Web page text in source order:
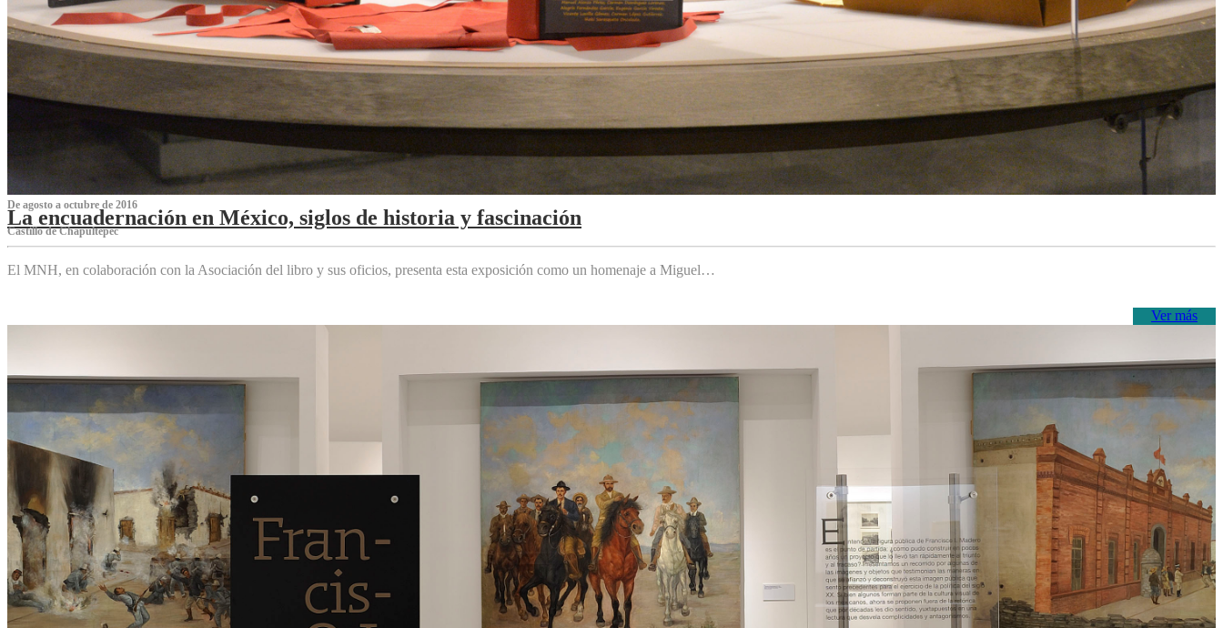
De agosto a octubre de 2016
La encuadernación en México, siglos de historia y fascinación
Castillo de Chapultepec
El MNH, en colaboración con la Asociación del libro y sus oficios, presenta esta exposición como un homenaje a Miguel…
Ver más